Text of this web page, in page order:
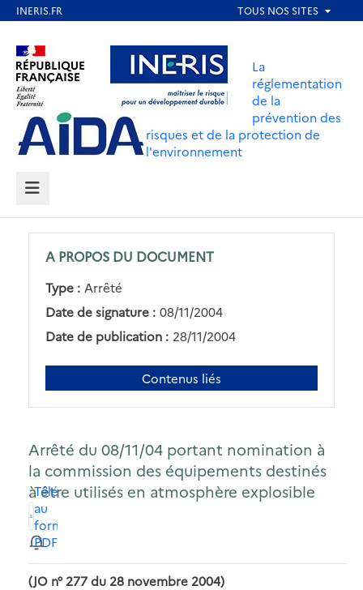
contenu
principal
Aller au contenu Aller au menu
Aller au pied de page
La
réglementation
de la
prévention des
risques et de la protection de
l'environnement
MENU
A PROPOS DU DOCUMENT
Type : Arrêté
Date de signature : 08/11/2004
Date de publication : 28/11/2004
Contenus liés
Arrêté du 08/11/04 portant nomination à
la commission des équipements destinés
à être utilisés en atmosphère explosible
Télécharger
au
format
PDF
(JO n° 277 du 28 novembre 2004)